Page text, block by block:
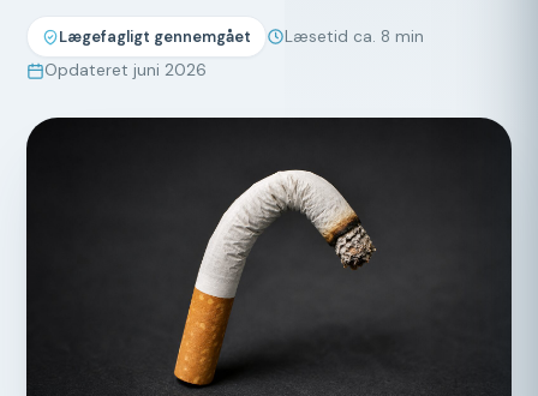
Lægefagligt gennemgået
Læsetid ca. 8 min
Opdateret juni 2026